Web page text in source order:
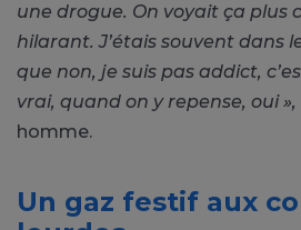
une drogue. On voyait ça plus
hilarant. J’étais souvent dans
que non, je suis pas addict,
vrai, quand on y repense, oui »,
homme.
Un gaz festif aux